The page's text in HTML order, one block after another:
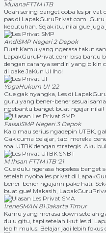
MulanaFTTM ITB
Udah sering banget coba les
pas di LapakGuruPrivat.com.
kebutuhan. Sejak itu, nilai gue
AndiSMP Negeri 2 Depok
Buat Kamu yang ngerasa takut
LapakGuruPrivat.com bisa bantu
dengan caranya sendiri yang bikin
di pake JaKun UI lho!
YogaHukum UI '22
Gue gak nyangka, Les di
guru yang bener-bener sesuai
ngebantu banget buat ngejar nilai!
FaisalSMP Negeri 3 Depok
Kalo mau serius ngadepin UTBK,
Gak cuma belajar, tapi mereka
soal UTBK dengan strategis. Aku
M Ihsan FTTM ITB '21
Gue dulu ngerasa hopeless
setelah nyoba les privat di
bener-bener ngajarin pake hati.
buat gue! Makasih,
IreneSMAN 81 Jakarta Timur
Kamu yang merasa down setelah
dulu gitu, tapi setelah ikut les di
lebih mulus. Belajar jadi lebih